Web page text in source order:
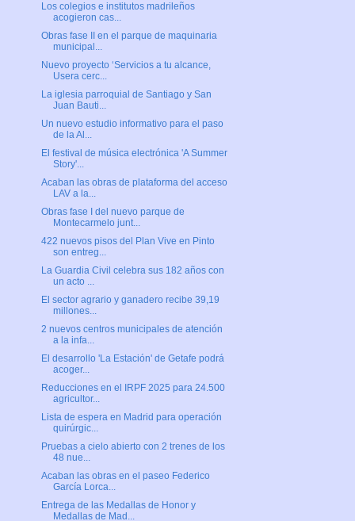
Los colegios e institutos madrileños
acogieron cas...
Obras fase II en el parque de maquinaria
municipal...
Nuevo proyecto ‘Servicios a tu alcance,
Usera cerc...
La iglesia parroquial de Santiago y San
Juan Bauti...
Un nuevo estudio informativo para el paso
de la Al...
El festival de música electrónica 'A Summer
Story'...
Acaban las obras de plataforma del acceso
LAV a la...
Obras fase I del nuevo parque de
Montecarmelo junt...
422 nuevos pisos del Plan Vive en Pinto
son entreg...
La Guardia Civil celebra sus 182 años con
un acto ...
El sector agrario y ganadero recibe 39,19
millones...
2 nuevos centros municipales de atención
a la infa...
El desarrollo 'La Estación' de Getafe podrá
acoger...
Reducciones en el IRPF 2025 para 24.500
agricultor...
Lista de espera en Madrid para operación
quirúrgic...
Pruebas a cielo abierto con 2 trenes de los
48 nue...
Acaban las obras en el paseo Federico
García Lorca...
Entrega de las Medallas de Honor y
Medallas de Mad...